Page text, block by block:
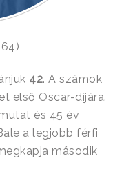
42. A számok
első Oscar-díjára.
és 45 év
a legjobb férfi
második